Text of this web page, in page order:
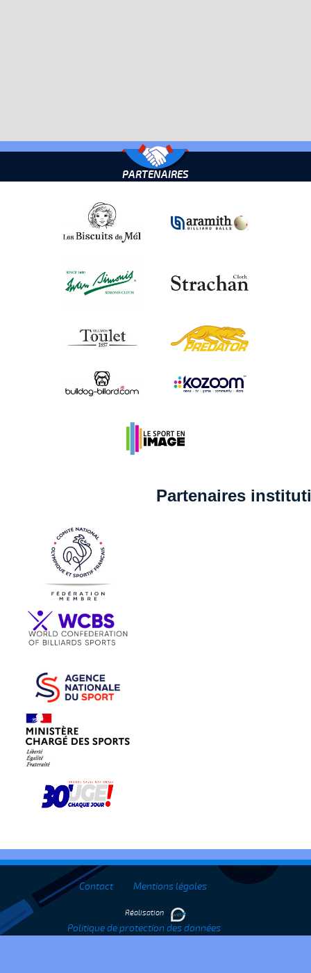
PARTENAIRES
Partenaires
Contact Mentions légales
Politique de protection des données
Réalisation